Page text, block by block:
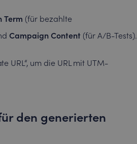
Term (für bezahlte
Campaign Content (für A/B-Tests).
URL“, um die URL mit UTM-
den generierten